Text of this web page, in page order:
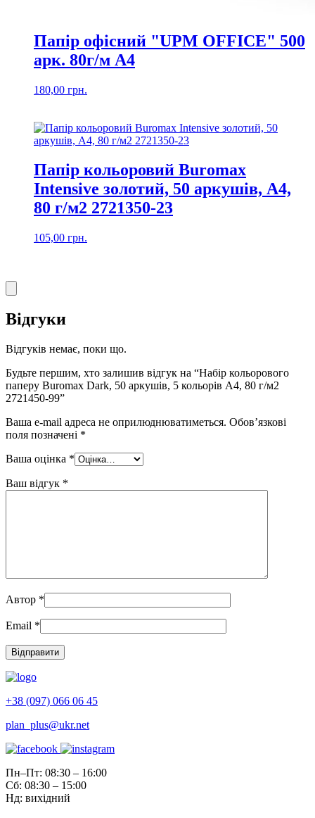
Папір офісний "UPM OFFICE" 500
арк. 80г/м А4
180,00 грн.
Папір кольоровий Buromax
Intensive золотий, 50 аркушів, А4,
80 г/м2 2721350-23
105,00 грн.
Відгуки
Відгуків немає, поки що.
Будьте першим, хто залишив відгук на “Набір кольорового
паперу Buromax Dark, 50 аркушів, 5 кольорів А4, 80 г/м2
2721450-99”
Ваша e-mail адреса не оприлюднюватиметься. Обов’язкові
поля позначені *
Ваша оцінка *
Ваш відгук *
Автор *
Email *
+38 (097) 066 06 45
plan_plus@ukr.net
Пн–Пт: 08:30 – 16:00
Сб: 08:30 – 15:00
Нд: вихідний